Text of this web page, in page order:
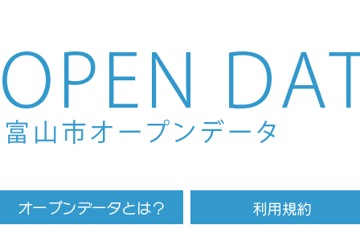
Skip to main content